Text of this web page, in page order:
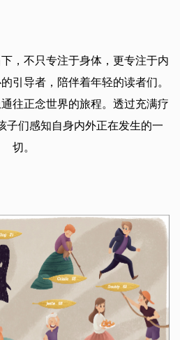
，不只专注于身体，更专注于内
引导者，陪伴着年轻的读者们。
往正念世界的旅程。透过充满疗
子们感知自身内外正在发生的一
切。